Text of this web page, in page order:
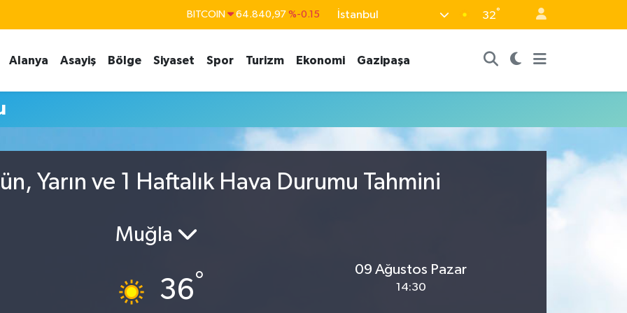
BITCOIN 64.840,97 %-0.15
EURO 55,2510 %0.32
STERLİN 64,4811 %0.38
BİST100 13.779 %-14
İstanbul 32°
Alanya Asayiş Bölge Siyaset Spor Turizm Ekonomi Gazipaşa
Yarın ve 1 Haftalık Hava Durumu Tahmini
Muğla
36°
09 Ağustos Pazar
14:30